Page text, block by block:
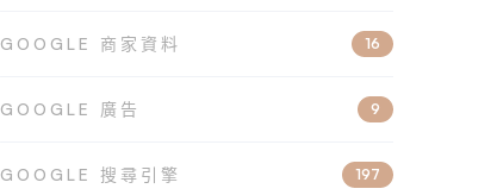
GOOGLE 商家資料 16
GOOGLE 廣告 9
GOOGLE 搜尋引擎 197